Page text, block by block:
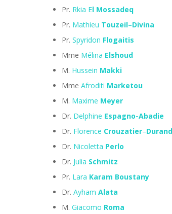
Pr. Rkia El Mossadeq
Pr. Mathieu Touzeil–Divina
Pr. Spyridon Flogaitis
Mme Mélina Elshoud
M. Hussein Makki
Mme Afroditi Marketou
M. Maxime Meyer
Dr. Delphine Espagno-Abadie
Dr. Florence Crouzatier–Durand
Dr. Nicoletta Perlo
Dr. Julia Schmitz
Pr. Lara Karam Boustany
Dr. Ayham Alata
M. Giacomo Roma